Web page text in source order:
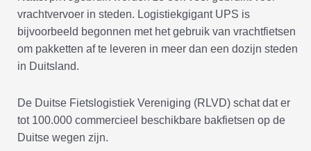
vrachtvervoer in steden. Logistiekgigant UPS is
bijvoorbeeld begonnen met het gebruik van vrachtfietsen
om pakketten af te leveren in meer dan een dozijn steden
in Duitsland.
De Duitse Fietslogistiek Vereniging (RLVD) schat dat er
tot 100.000 commercieel beschikbare bakfietsen op de
Duitse wegen zijn.